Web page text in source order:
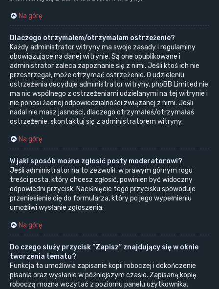
Na górę
Dlaczego otrzymałem/otrzymałam ostrzeżenie?
Każdy administrator witryny ma swoje zasady i regulaminy
obowiązujące na danej witrynie. Są one opublikowane i
administrator zaleca zapoznanie się z nimi. Jeśli ktoś ich nie
przestrzegał, może otrzymać ostrzeżenie. O udzieleniu
ostrzeżenia decyduje administrator witryny. phpBB Limited nie
ma nic wspólnego z ostrzeżeniami udzielanymi na tej witrynie i
nie ponosi żadnej odpowiedzialności związanej z nimi. Jeśli
nadal nie masz jasności, dlaczego otrzymałeś/otrzymałaś
ostrzeżenie, skontaktuj się z administratorem witryny.
Na górę
W jaki sposób można zgłosić posty moderatorowi?
Jeśli administrator na to zezwolił, w prawym górnym rogu
treści posta, który chcesz zgłosić, powinien być widoczny
odpowiedni przycisk. Naciśnięcie tego przycisku spowoduje
przeniesienie cię do formularza, który po jego wypełnieniu
umożliwi wysłanie zgłoszenia.
Na górę
Do czego służy przycisk “Zapisz” znajdujący się w oknie
tworzenia tematu?
Funkcja ta umożliwia zapisanie kopii roboczej i dokończenie
pisania oraz wysłanie w późniejszym czasie. Zapisaną kopię
roboczą można wczytać z poziomu panelu użytkownika.